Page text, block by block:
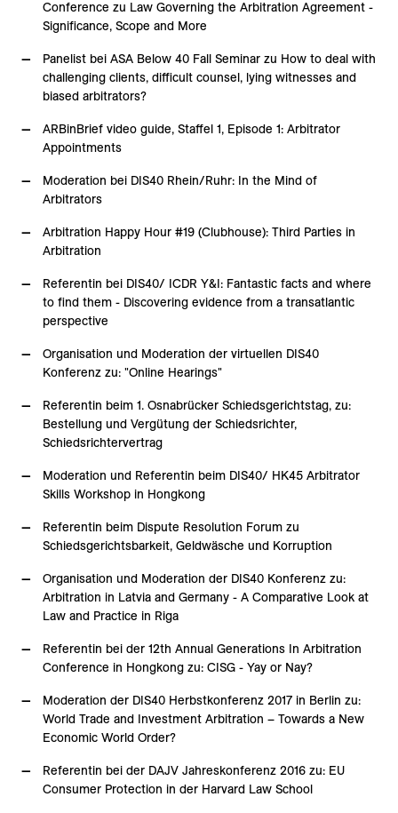
Conference zu Law Governing the Arbitration Agreement -
Significance, Scope and More
Panelist bei ASA Below 40 Fall Seminar zu How to deal with
challenging clients, difficult counsel, lying witnesses and
biased arbitrators?
ARBinBrief video guide, Staffel 1, Episode 1: Arbitrator
Appointments
Moderation bei DIS40 Rhein/Ruhr: In the Mind of
Arbitrators
Arbitration Happy Hour #19 (Clubhouse): Third Parties in
Arbitration
Referentin bei DIS40/ ICDR Y&I: Fantastic facts and where
to find them - Discovering evidence from a transatlantic
perspective
Organisation und Moderation der virtuellen DIS40
Konferenz zu: "Online Hearings"
Referentin beim 1. Osnabrücker Schiedsgerichtstag, zu:
Bestellung und Vergütung der Schiedsrichter,
Schiedsrichtervertrag
Moderation und Referentin beim DIS40/ HK45 Arbitrator
Skills Workshop in Hongkong
Referentin beim Dispute Resolution Forum zu
Schiedsgerichtsbarkeit, Geldwäsche und Korruption
Organisation und Moderation der DIS40 Konferenz zu:
Arbitration in Latvia and Germany - A Comparative Look at
Law and Practice in Riga
Referentin bei der 12th Annual Generations In Arbitration
Conference in Hongkong zu: CISG - Yay or Nay?
Moderation der DIS40 Herbstkonferenz 2017 in Berlin zu:
World Trade and Investment Arbitration – Towards a New
Economic World Order?
Referentin bei der DAJV Jahreskonferenz 2016 zu: EU
Consumer Protection in der Harvard Law School